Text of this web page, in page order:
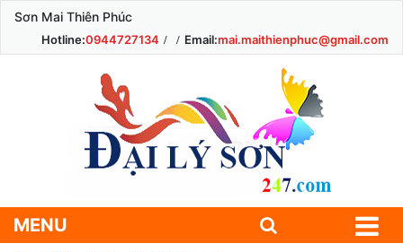
Sơn Mai Thiên Phúc
Hotline:0944727134 Email:mai.maithienphuc@gmail.com
MENU